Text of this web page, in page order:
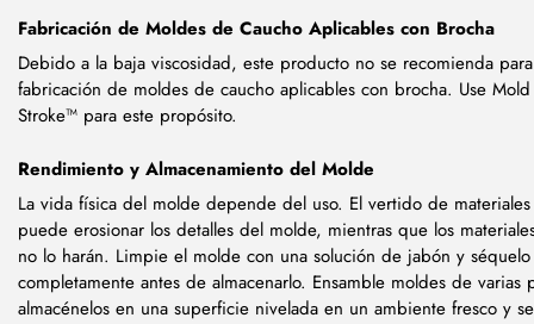
Fabricación de Moldes de Caucho Aplicables con Brocha
Debido a la baja viscosidad, este producto no se recomienda
fabricación de moldes de caucho aplicables con brocha. Use
Stroke™ para este propósito.
Rendimiento y Almacenamiento del Molde
La vida física del molde depende del uso. El vertido de materiales
puede erosionar los detalles del molde, mientras que los
no lo harán. Limpie el molde con una solución de jabón y séquelo
completamente antes de almacenarlo. Ensamble moldes de varias
almacénelos en una superficie nivelada en un ambiente fresco y